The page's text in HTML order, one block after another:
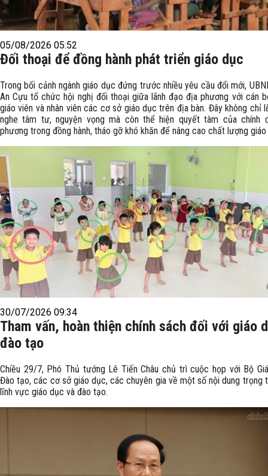
05/08/2026 05:52
Đối thoại để đồng hành phát triển giáo dục
Trong bối cảnh ngành giáo dục đứng trước nhiều yêu cầu đổi mới,
An Cựu tổ chức hội nghị đối thoại giữa lãnh đạo địa phương với cán
giáo viên và nhân viên các cơ sở giáo dục trên địa bàn. Đây không chỉ
nghe tâm tư, nguyện vọng mà còn thể hiện quyết tâm của chính
phương trong đồng hành, tháo gỡ khó khăn để nâng cao chất lượng
30/07/2026 09:34
Tham vấn, hoàn thiện chính sách đối với giáo
đào tạo
Chiều 29/7, Phó Thủ tướng Lê Tiến Châu chủ trì cuộc họp với Bộ
Đào tạo, các cơ sở giáo dục, các chuyên gia về một số nội dung trọng
lĩnh vực giáo dục và đào tạo.